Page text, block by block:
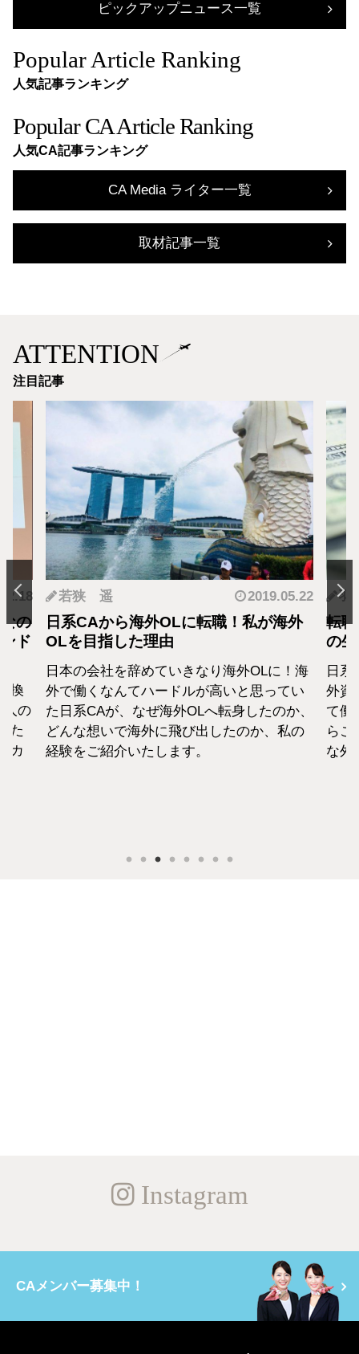
ピックアップニュース一覧
Popular Article Ranking
人気記事ランキング
Popular CA Article Ranking
人気CA記事ランキング
CA Media ライター一覧
取材記事一覧
ATTENTION
注目記事
の
ド
換
人の
た
カ
若狭 遥 2019.05.22
日系CAから海外OLに転職！私が海外
OLを目指した理由
日本の会社を辞めていきなり海外OLに！海
外で働くなんてハードルが高いと思ってい
た日系CAが、なぜ海外OLへ転身したのか、
どんな想いで海外に飛び出したのか、私の
経験をご紹介いたします。
羽
転
の
日
外資
て働
らこ
な外
Instagram
CAメンバー募集中！